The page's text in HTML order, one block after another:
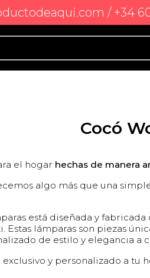
/ +34
Cocó
el hogar hechas de manera
algo más que una
está diseñada y
Estas lámparas son piezas
de estilo y elegancia a
y personalizado a tu